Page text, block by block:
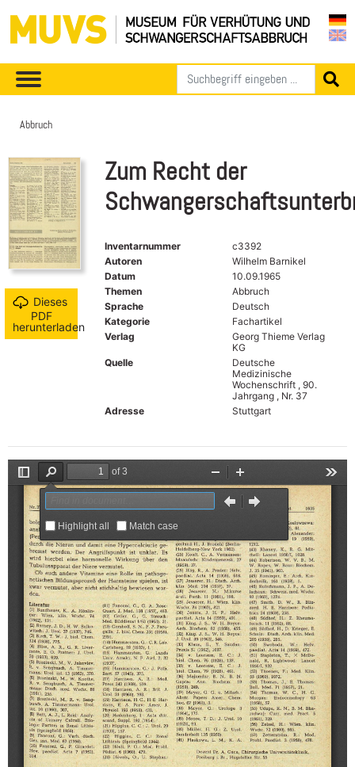
Abbruch
Dieses
PDF
herunterladen
Zum Recht der
Inventarnummer
c3392
Autoren
Wilhelm Barnikel
Datum
10.09.1965
Themen
Abbruch
Sprache
Deutsch
Kategorie
Fachartikel
Verlag
Georg Thieme Verlag
KG
Quelle
Deutsche
Medizinische
Wochenschrift , 90.
Jahrgang , Nr. 37
Adresse
Stuttgart